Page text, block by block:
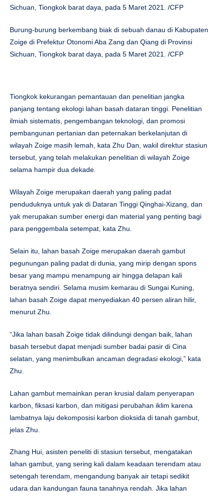
Sichuan, Tiongkok barat daya, pada 5 Maret 2021. /CFP
Burung-burung berkembang biak di sebuah danau di Kabupaten
Zoige di Prefektur Otonomi Aba Zang dan Qiang di Provinsi
Sichuan, Tiongkok barat daya, pada 5 Maret 2021. /CFP
Tiongkok kekurangan pemantauan dan penelitian jangka
panjang tentang ekologi lahan basah dataran tinggi. Penelitian
ilmiah sistematis, pengembangan teknologi, dan promosi
pembangunan pertanian dan peternakan berkelanjutan di
wilayah Zoige masih lemah, kata Zhu Dan, wakil direktur stasiun
tersebut, yang telah melakukan penelitian di wilayah Zoige
selama hampir dua dekade.
Wilayah Zoige merupakan daerah yang paling padat
penduduknya untuk yak di Dataran Tinggi Qinghai-Xizang, dan
yak merupakan sumber energi dan material yang penting bagi
para penggembala setempat, kata Zhu.
Selain itu, lahan basah Zoige merupakan daerah gambut
pegunungan paling padat di dunia, yang mirip dengan spons
besar yang mampu menampung air hingga delapan kali
beratnya sendiri. Selama musim kemarau di Sungai Kuning,
lahan basah Zoige dapat menyediakan 40 persen aliran hilir,
menurut Zhu.
“Jika lahan basah Zoige tidak dilindungi dengan baik, lahan
basah tersebut dapat menjadi sumber badai pasir di Cina
selatan, yang menimbulkan ancaman degradasi ekologi,” kata
Zhu.
Lahan gambut memainkan peran krusial dalam penyerapan
karbon, fiksasi karbon, dan mitigasi perubahan iklim karena
lambatnya laju dekomposisi karbon dioksida di tanah gambut,
jelas Zhu.
Zhang Hui, asisten peneliti di stasiun tersebut, mengatakan
lahan gambut, yang sering kali dalam keadaan terendam atau
setengah terendam, mengandung banyak air tetapi sedikit
udara dan kandungan fauna tanahnya rendah. Jika lahan